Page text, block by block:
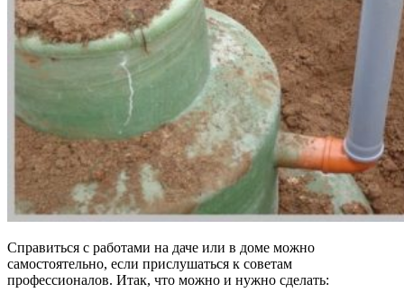
Справиться с работами на даче или в доме можно
самостоятельно, если прислушаться к советам
профессионалов. Итак, что можно и нужно сделать: